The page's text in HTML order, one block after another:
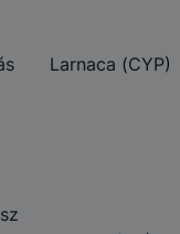
Larnaca (CYP)